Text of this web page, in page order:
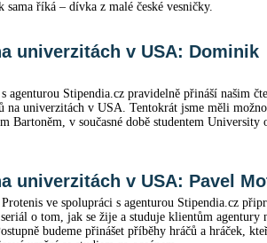
říká – dívka z malé české vesničky.
univerzitách v USA: Dominik
agenturou Stipendia.cz pravidelně přináší našim
na univerzitách v USA. Tentokrát jsme měli
Bartoněm, v současné době studentem University
univerzitách v USA: Pavel
ve spolupráci s agenturou Stipendia.cz
o tom, jak se žije a studuje klientům agentury
budeme přinášet příběhy hráčů a hráček,